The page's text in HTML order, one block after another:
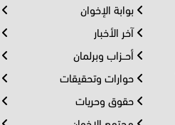
بوابة الإخوان
آخر الأخبار
أحــزاب وبرلمان
حوارات وتحقيقات
حقوق وحريات